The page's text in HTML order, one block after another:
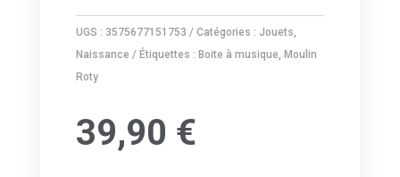
UGS : 3575677151753 Catégories : Jouets,
Naissance
Étiquettes : Boite à musique, Moulin
Roty
39,90 €